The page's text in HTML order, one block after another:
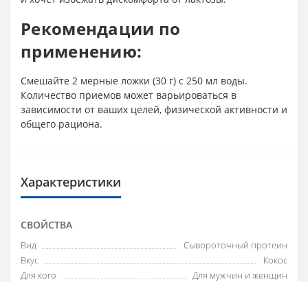
Рекомендации по
применению:
Смешайте 2 мерные ложки (30 г) с 250 мл воды.
Количество приемов может варьироваться в
зависимости от ваших целей, физической активности и
общего рациона.
Характеристики
СВОЙСТВА
Вид
Сывороточный протеин
Вкус
Кокос
Для кого
Для мужчин и женщин